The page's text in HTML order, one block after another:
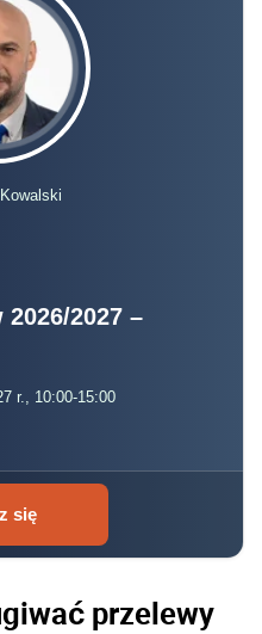
2027 –
r., 10:00-15:00
się
przelewy